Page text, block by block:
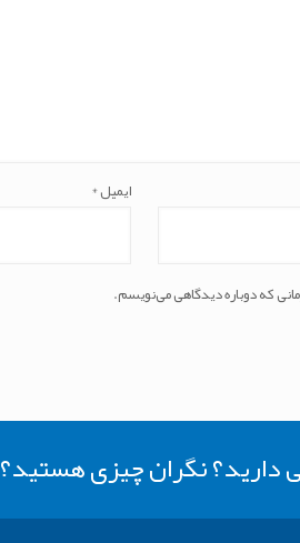
ایمیل*
که دوباره دیدگاهی می‌نویسم.
دارید؟ نگران چیزی هستید؟